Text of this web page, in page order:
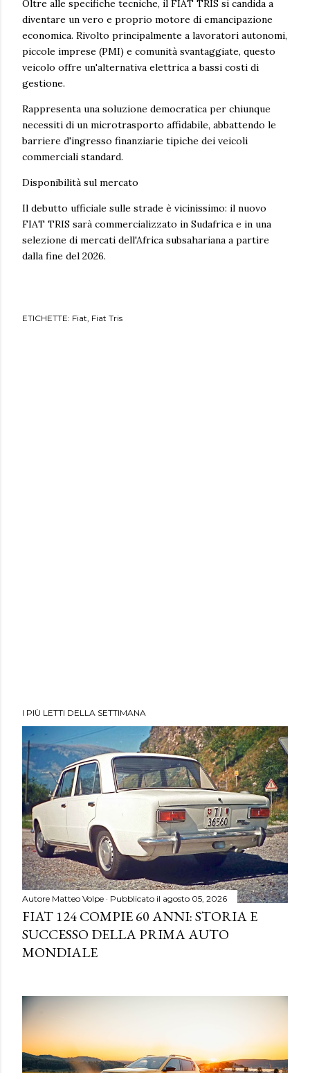
Oltre alle specifiche tecniche, il FIAT TRIS si candida a
diventare un vero e proprio motore di emancipazione
economica. Rivolto principalmente a lavoratori autonomi,
piccole imprese (PMI) e comunità svantaggiate, questo
veicolo offre un'alternativa elettrica a bassi costi di
gestione.
Rappresenta una soluzione democratica per chiunque
necessiti di un microtrasporto affidabile, abbattendo le
barriere d'ingresso finanziarie tipiche dei veicoli
commerciali standard.
Disponibilità sul mercato
Il debutto ufficiale sulle strade è vicinissimo: il nuovo
FIAT TRIS sarà commercializzato in Sudafrica e in una
selezione di mercati dell'Africa subsahariana a partire
dalla fine del 2026.
ETICHETTE: Fiat Fiat Tris
I PIÙ LETTI DELLA SETTIMANA
Autore Matteo Volpe Pubblicato il agosto 05, 2026
FIAT 124 COMPIE 60 ANNI: STORIA E
SUCCESSO DELLA PRIMA AUTO
MONDIALE